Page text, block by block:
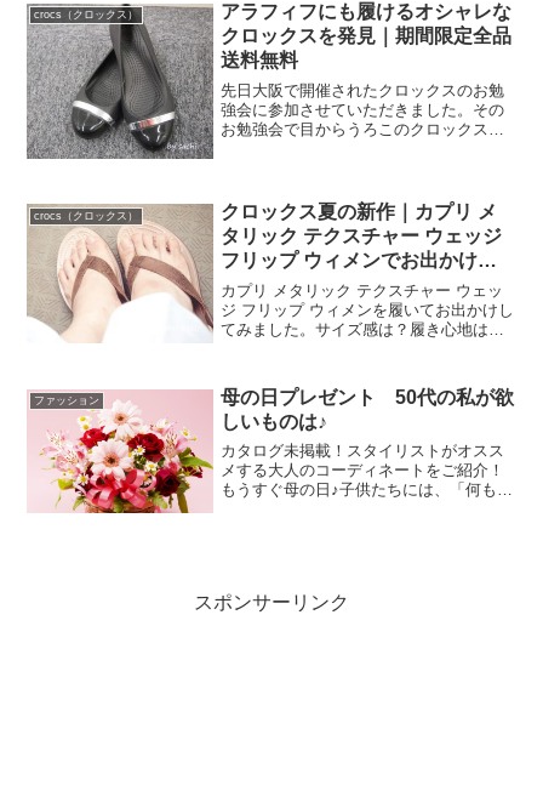
crocs（クロックス）
アラフィフにも履けるオシャレな
クロックスを発見｜期間限定全品
送料無料
先日大阪で開催されたクロックスのお勉
強会に参加させていただきました。その
お勉強会で目からうろこのクロックス。
けれどアラフィフの私には...
crocs（クロックス）
クロックス夏の新作｜カプリ メ
タリック テクスチャー ウェッジ
フリップ ウィメンでお出かけし
た感想
カプリ メタリック テクスチャー ウェッ
ジ フリップ ウィメンを履いてお出かけし
てみました。サイズ感は？履き心地は？
＾＾
ファッション
母の日プレゼント 50代の私が欲
しいものは♪
カタログ未掲載！スタイリストがオスス
メする大人のコーディネートをご紹介！
もうすぐ母の日♪子供たちには、「何もい
スポンサーリンク